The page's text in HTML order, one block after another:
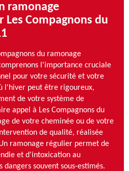
ramonage
Compagnons du
du ramonage
l'importance cruciale
pour votre sécurité et votre
l'hiver peut être rigoureux,
de votre système de
appel à Les Compagnons du
de votre cheminée ou de votre
de qualité, réalisée
ramonage régulier permet de
et d'intoxication au
dangers souvent sous-estimés.